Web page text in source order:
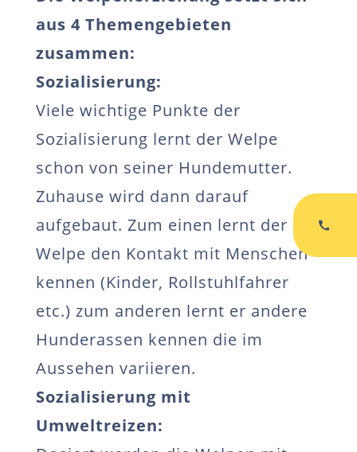
aus 4 Themengebieten
zusammen:
Sozialisierung:
Viele wichtige Punkte der
Sozialisierung lernt der Welpe
schon von seiner Hundemutter.
Zuhause wird dann darauf
aufgebaut. Zum einen lernt der
Welpe den Kontakt mit Menschen
kennen (Kinder, Rollstuhlfahrer
etc.) zum anderen lernt er andere
Hunderassen kennen die im
Aussehen variieren.
Sozialisierung mit
Umweltreizen: